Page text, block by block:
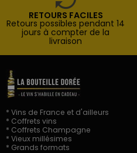
RETOURS FACILES
Retours possibles pendant 14
jours à compter de la
livraison
* Vins de France et d'ailleurs
* Coffrets vins
* Coffrets Champagne
* Vieux millésimes
* Grands formats